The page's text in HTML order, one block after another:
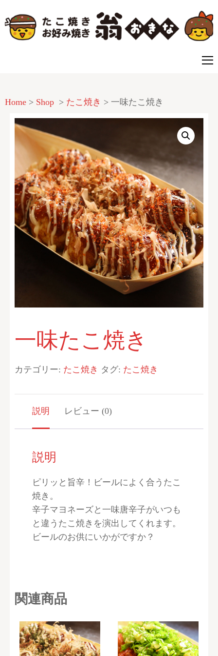
Home > Shop > たこ焼き > 一味たこ焼き
一味たこ焼き
カテゴリー: たこ焼き タグ: たこ焼き
説明 レビュー (0)
説明
ピリッと旨辛！ビールによく合うたこ
焼き。
辛子マヨネーズと一味唐辛子がいつも
と違うたこ焼きを演出してくれます。
ビールのお供にいかがですか？
関連商品